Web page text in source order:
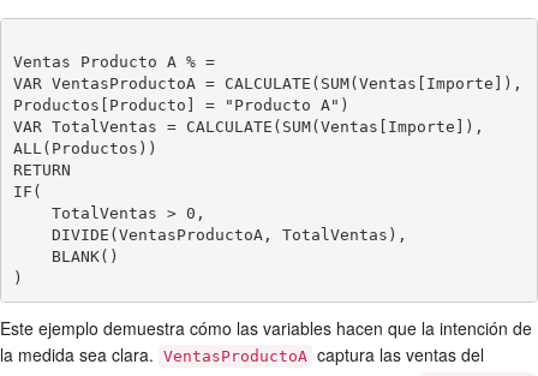
Ventas Producto A % =
VAR VentasProductoA = CALCULATE(SUM(Ventas[Importe]),
Productos[Producto] = "Producto A")
VAR TotalVentas = CALCULATE(SUM(Ventas[Importe]),
ALL(Productos))
RETURN
IF(
Este ejemplo demuestra cómo las variables hacen que la intención de
la medida sea clara. VentasProductoA captura las ventas del